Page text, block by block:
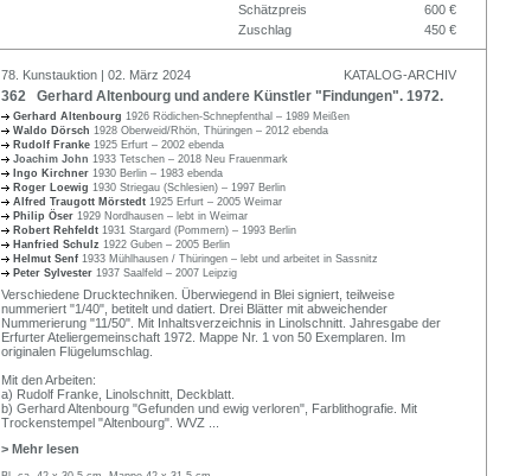
Schätzpreis
600 €
Zuschlag
450 €
78. Kunstauktion | 02. März 2024 KATALOG-ARCHIV
362 Gerhard Altenbourg und andere Künstler "Findungen". 1972.
Gerhard Altenbourg 1926 Rödichen-Schnepfenthal – 1989 Meißen
Waldo Dörsch 1928 Oberweid/Rhön, Thüringen – 2012 ebenda
Rudolf Franke 1925 Erfurt – 2002 ebenda
Joachim John 1933 Tetschen – 2018 Neu Frauenmark
Ingo Kirchner 1930 Berlin – 1983 ebenda
Roger Loewig 1930 Striegau (Schlesien) – 1997 Berlin
Alfred Traugott Mörstedt 1925 Erfurt – 2005 Weimar
Philip Öser 1929 Nordhausen – lebt in Weimar
Robert Rehfeldt 1931 Stargard (Pommern) – 1993 Berlin
Hanfried Schulz 1922 Guben – 2005 Berlin
Helmut Senf 1933 Mühlhausen / Thüringen – lebt und arbeitet in Sassnitz
Peter Sylvester 1937 Saalfeld – 2007 Leipzig
Verschiedene Drucktechniken. Überwiegend in Blei signiert, teilweise
nummeriert "1/40", betitelt und datiert. Drei Blätter mit abweichender
Nummerierung "11/50". Mit Inhaltsverzeichnis in Linolschnitt. Jahresgabe der
Erfurter Ateliergemeinschaft 1972. Mappe Nr. 1 von 50 Exemplaren. Im
originalen Flügelumschlag.
Mit den Arbeiten:
a) Rudolf Franke, Linolschnitt, Deckblatt.
b) Gerhard Altenbourg "Gefunden und ewig verloren", Farblithografie. Mit
Trockenstempel "Altenbourg". WVZ
> Mehr lesen